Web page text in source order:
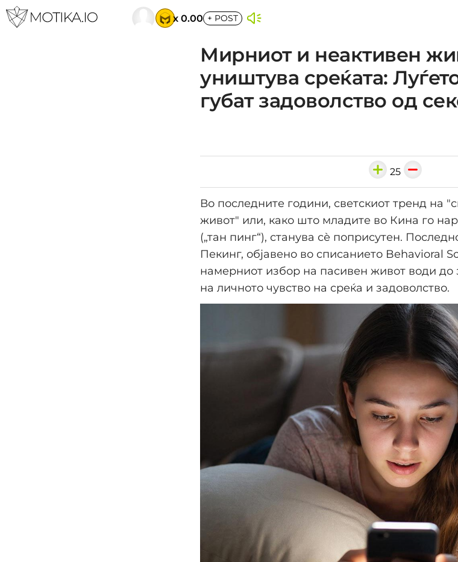
x 0.00 + POST
Мирниот и неактивен
уништува среќата:
губат задоволство од
25
Во последните години, светскиот тренд на
живот" или, како што младите во Кина го
(„тан пинг“), станува сѐ поприсутен.
Пекинг, објавено во списанието Behavioral
намерниот избор на пасивен живот води
на личното чувство на среќа и задоволство.